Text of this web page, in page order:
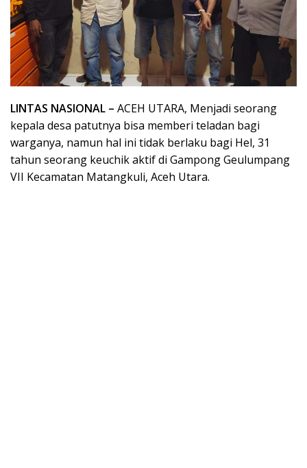
LINTAS NASIONAL – ACEH UTARA, Menjadi seorang
kepala desa patutnya bisa memberi teladan bagi
warganya, namun hal ini tidak berlaku bagi Hel, 31
tahun seorang keuchik aktif di Gampong Geulumpang
VII Kecamatan Matangkuli, Aceh Utara.